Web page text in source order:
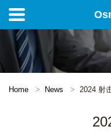
Home News 2024 射